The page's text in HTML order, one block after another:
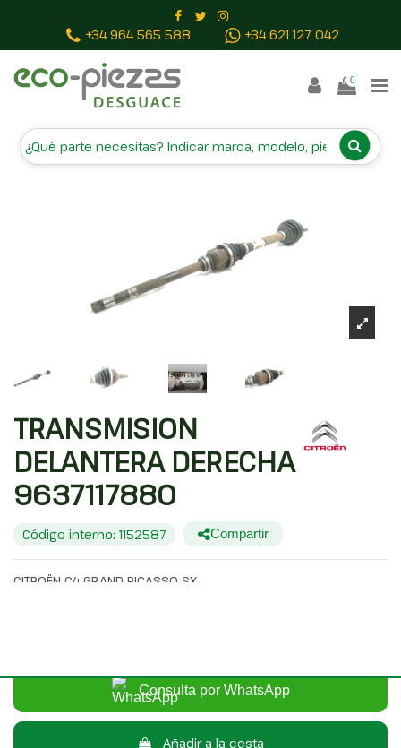
+34 964 565 588 +34 621 127 042
0
TRANSMISION DELANTERA
DERECHA 9637117880
TRANSMISION
DELANTERA DERECHA
9637117880
Código interno: 1152587 Compartir
CITROËN C4 GRAND PICASSO SX
Consulta por WhatsApp
Añadir a la cesta